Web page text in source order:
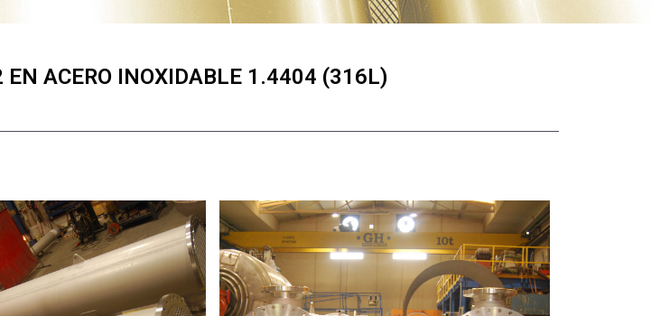
ACERO INOXIDABLE 1.4404 (316L)